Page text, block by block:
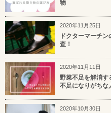
物
2020年11月25日
ドクターマーチ
査！
2020年11月11日
野菜不足を解消す
不足になりがちな
2020年10月30日